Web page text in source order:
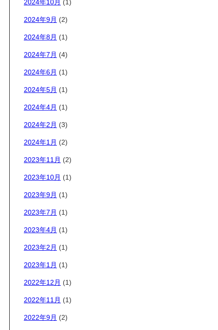
2024年10月 (1)
2024年9月 (2)
2024年8月 (1)
2024年7月 (4)
2024年6月 (1)
2024年5月 (1)
2024年4月 (1)
2024年2月 (3)
2024年1月 (2)
2023年11月 (2)
2023年10月 (1)
2023年9月 (1)
2023年7月 (1)
2023年4月 (1)
2023年2月 (1)
2023年1月 (1)
2022年12月 (1)
2022年11月 (1)
2022年9月 (2)